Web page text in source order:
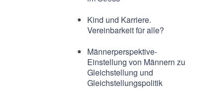
Kind und Karriere.
Vereinbarkeit für alle?
Männerperspektive-
Einstellung von Männern zu
Gleichstellung und
Gleichstellungspolitik